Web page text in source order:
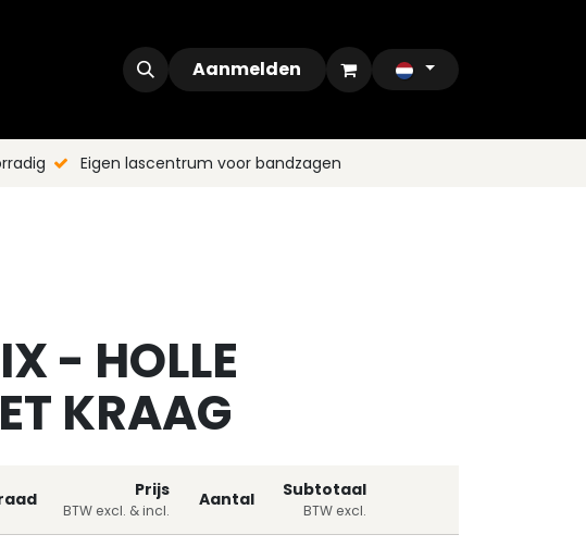
Contact Outlet
Aanmelden
Eigen lascentrum voor bandzagen
- HOLLE
KRAAG
Prijs
BTW excl. & incl.
Aantal Subtotaal
BTW excl.